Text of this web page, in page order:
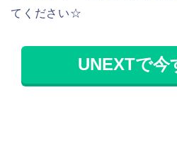
てください☆
UNEXTで今